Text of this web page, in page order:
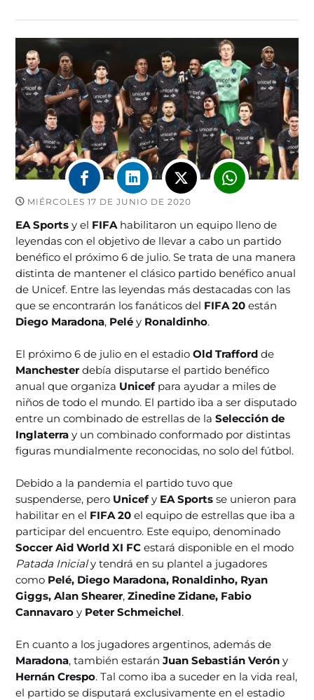
MIÉRCOLES 17 DE JUNIO DE 2020
EA Sports y el FIFA habilitaron un equipo lleno de
leyendas con el objetivo de llevar a cabo un partido
benéfico el próximo 6 de julio. Se trata de una manera
distinta de mantener el clásico partido benéfico anual
de Unicef. Entre las leyendas más destacadas con las
que se encontrarán los fanáticos del FIFA 20 están
Diego Maradona, Pelé y Ronaldinho.
El próximo 6 de julio en el estadioOld Trafford de
Manchester debía disputarse el partido benéfico
anual que organiza Unicef para ayudar a miles de
niños de todo el mundo. El partido iba a ser disputado
entre un combinado de estrellas de laSelección de
Inglaterra y un combinado conformado por distintas
figuras mundialmente reconocidas, no solo del fútbol.
Debido a la pandemia el partido tuvo que
suspenderse, pero Unicefy EA Sports se unieron para
habilitar en el FIFA 20 el equipo de estrellas que iba a
participar del encuentro. Este equipo, denominado
Soccer Aid World XI FC estará disponible en el modo
Patada Inicialy tendrá en su plantel a jugadores
como Pelé, Diego Maradona, Ronaldinho, Ryan
Giggs, Alan Shearer,Zinedine Zidane, Fabio
Cannavaro y Peter Schmeichel.
En cuanto a los jugadores argentinos, además de
Maradona, también estaránJuan Sebastián Verón y
Hernán Crespo. Tal como iba a suceder en la vida real,
el partido se disputará exclusivamente en el estadio